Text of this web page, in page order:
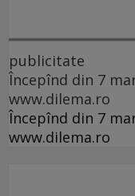
publicitate
Începînd din 7
www.dilema.ro
Începînd din 7
www.dilema.ro